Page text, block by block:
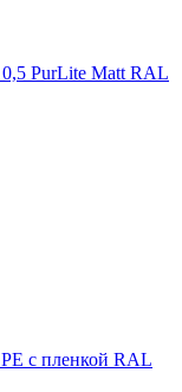
PurLite Matt RAL
с пленкой RAL